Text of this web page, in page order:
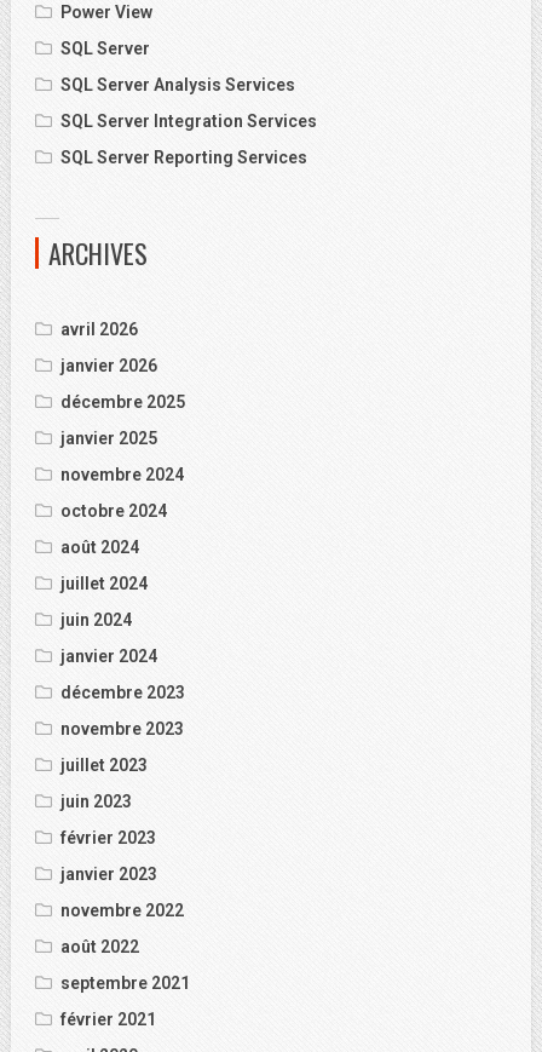
Power View
SQL Server
SQL Server Analysis Services
SQL Server Integration Services
SQL Server Reporting Services
ARCHIVES
avril 2026
janvier 2026
décembre 2025
janvier 2025
novembre 2024
octobre 2024
août 2024
juillet 2024
juin 2024
janvier 2024
décembre 2023
novembre 2023
juillet 2023
juin 2023
février 2023
janvier 2023
novembre 2022
août 2022
septembre 2021
février 2021